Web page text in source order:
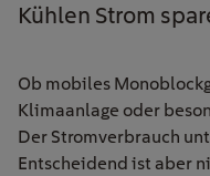
Kühlen Strom
Ob mobiles
Klimaanlage oder
Der Stromverbrauch
Entscheidend ist aber